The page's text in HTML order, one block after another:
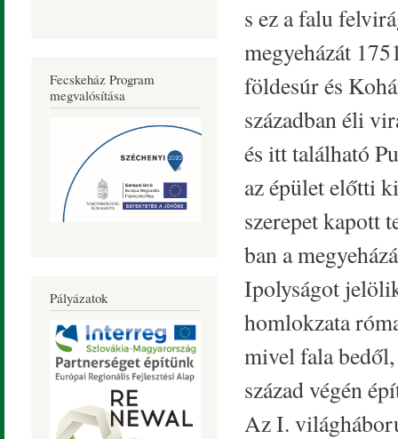
Fecskeház Program
megvalósítása
Pályázatok
s ez a falu
megyeházát
földesúr és
században éli
és itt található
az épület előtti
szerepet kapott
ban a
Ipolyságot
homlokzata
mivel fala
század végén
Az I.